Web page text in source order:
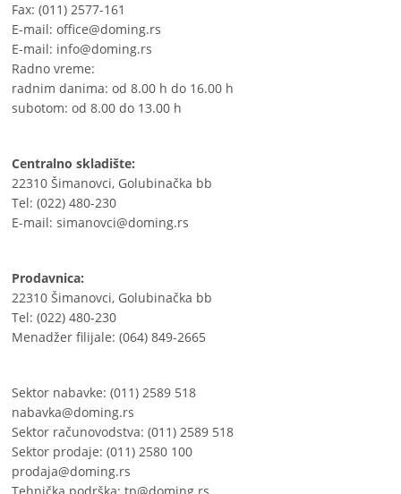
Fax: (011) 2577-161
E-mail:office@doming.rs
E-mail: info@doming.rs
Radno vreme:
radnim danima: od 8.00 h do 16.00 h
subotom: od 8.00 do 13.00 h
Centralno skladište:
22310 Šimanovci, Golubinačka bb
Tel: (022) 480-230
E-mail:simanovci@doming.rs
Prodavnica:
22310 Šimanovci, Golubinačka bb
Tel: (022) 480-230
Menadžer filijale: (064) 849-2665
Sektor nabavke: (011) 2589 518
nabavka@doming.rs
Sektor računovodstva: (011) 2589 518
Sektor prodaje: (011) 2580 100
prodaja@doming.rs